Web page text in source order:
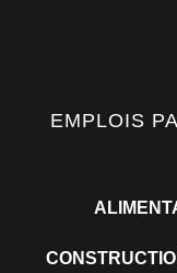
EMPLOIS